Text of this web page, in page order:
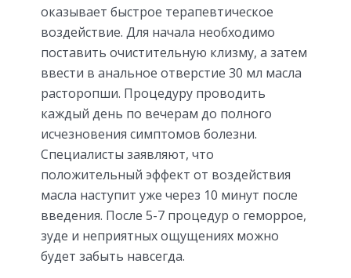
оказывает быстрое терапевтическое
воздействие. Для начала необходимо
поставить очистительную клизму, а затем
ввести в анальное отверстие 30 мл масла
расторопши. Процедуру проводить
каждый день по вечерам до полного
исчезновения симптомов болезни.
Специалисты заявляют, что
положительный эффект от воздействия
масла наступит уже через 10 минут после
введения. После 5-7 процедур о геморрое,
зуде и неприятных ощущениях можно
будет забыть навсегда.